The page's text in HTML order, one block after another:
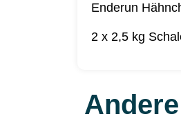
Enderun
2 x 2,5 kg